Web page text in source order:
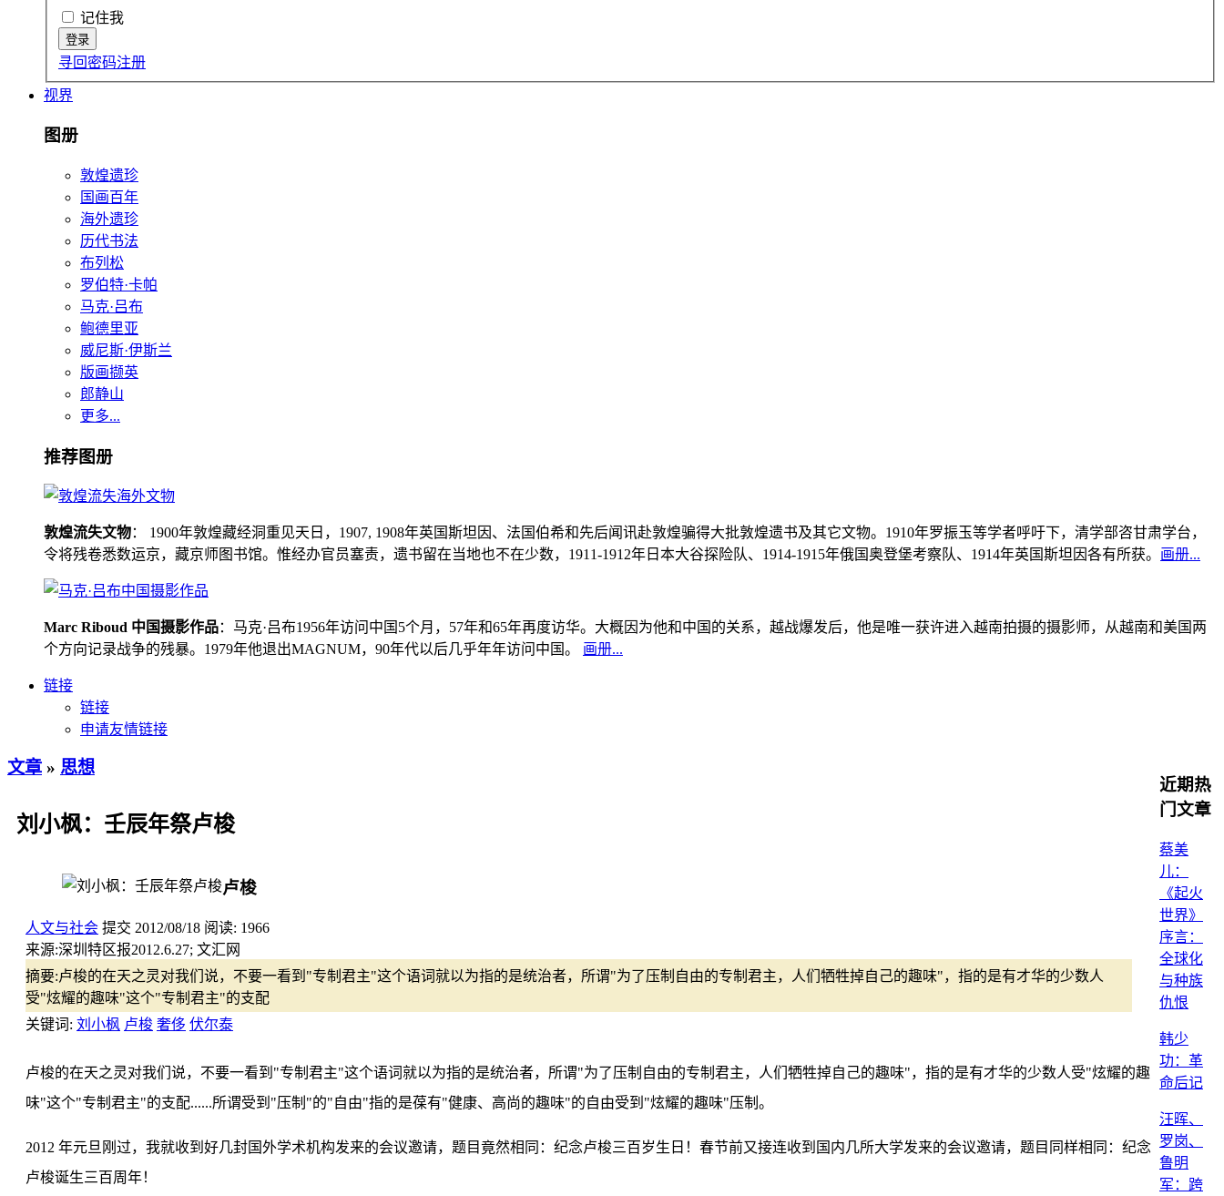
记住我
寻回密码注册
视界
图册
敦煌遗珍
国画百年
海外遗珍
历代书法
布列松
罗伯特·卡帕
马克·吕布
鲍德里亚
威尼斯·伊斯兰
版画撷英
郎静山
更多...
推荐图册
敦煌流失文物： 1900年敦煌藏经洞重见天日，1907, 1908年英国斯坦因、法国伯希和先后闻讯赴敦煌骗得大批敦煌遗书及其它文物。1910年罗振玉等学者呼吁下，清学部咨甘肃学台，
令将残卷悉数运京，藏京师图书馆。惟经办官员塞责，遗书留在当地也不在少数，1911-1912年日本大谷探险队、1914-1915年俄国奥登堡考察队、1914年英国斯坦因各有所获。 画册...
Marc Riboud 中国摄影作品：马克·吕布1956年访问中国5个月，57年和65年再度访华。大概因为他和中国的关系，越战爆发后，他是唯一获许进入越南拍摄的摄影师，从越南和美国两
个方向记录战争的残暴。1979年他退出MAGNUM，90年代以后几乎年年访问中国。 画册...
链接
链接
申请友情链接
文章 » 思想
刘小枫：壬辰年祭卢梭
卢梭
人文与社会 提交 2012/08/18 阅读: 1966
来源:深圳特区报2012.6.27; 文汇网
摘要:卢梭的在天之灵对我们说，不要一看到"专制君主"这个语词就以为指的是统治者，所谓"为了压制自由的专制君主，人们牺牲掉自己的趣味"，指的是有才华的少数人
受"炫耀的趣味"这个"专制君主"的支配
关键词: 刘小枫 卢梭 奢侈 伏尔泰
卢梭的在天之灵对我们说，不要一看到"专制君主"这个语词就以为指的是统治者，所谓"为了压制自由的专制君主，人们牺牲掉自己的趣味"，指的是有才华的少数人受"炫耀的趣
味"这个"专制君主"的支配......所谓受到"压制"的"自由"指的是葆有"健康、高尚的趣味"的自由受到"炫耀的趣味"压制。
2012 年元旦刚过，我就收到好几封国外学术机构发来的会议邀请，题目竟然相同：纪念卢梭三百岁生日！春节前又接连收到国内几所大学发来的会议邀请，题目同样相同：纪念
卢梭诞生三百周年！
近期热
门文章
蔡美
儿：
《起火
世界》
序言：
全球化
与种族
仇恨
韩少
功：革
命后记
汪晖、
罗岗、
鲁明
军：跨